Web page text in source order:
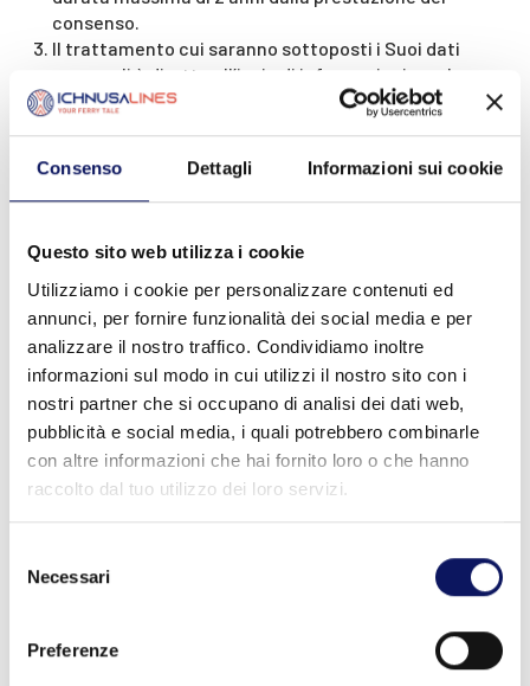
Consenso Dettagli Informazioni sui cookie
Questo sito web utilizza i cookie
Utilizziamo i cookie per personalizzare contenuti ed
annunci, per fornire funzionalità dei social media e per
analizzare il nostro traffico. Condividiamo inoltre
informazioni sul modo in cui utilizzi il nostro sito con i
nostri partner che si occupano di analisi dei dati web,
pubblicità e social media, i quali potrebbero combinarle
con altre informazioni che hai fornito loro o che hanno
raccolto dal tuo utilizzo dei loro servizi.
delNecessari
Preferenze
consenso.
Il trattamento cui saranno sottoposti i Suoi dati
personali è diretto all’invio di informazioni, anche
mediante newsletter, riguardanti le attività e le
fronte di un Suo espresso consenso che potrà essere
da Lei revocato in qualsiasi momento inviando una
mail:info@ichnusalines.com.La revoca del consenso
non pregiudica la liceità del trattamento effettuato
prima di tale revoca.
Non sussiste alcun obbligo legale e/o contrattuale che
Le impone di fornirci i Suoi dati personali. La mancata
comunicazione in tutto e/o in parte potrà dar luogo
all’impossibilità da parte della nostra società di
fornirle le informazioni di cui al precedente art. 2.
I Suoi dati personali, per le finalità di cui all’art. 2,
saranno comunicati alla società, che gestisce
l’applicativo utilizzato per l’invio tramite e-mail delle
riguardanti le attività e i prodotti della nostra società.
ai dati personali (Art. 15 GDPR) e la rettifica (Art. 16
GDPR) o la cancellazione (Art. 17 GDPR) degli stessi